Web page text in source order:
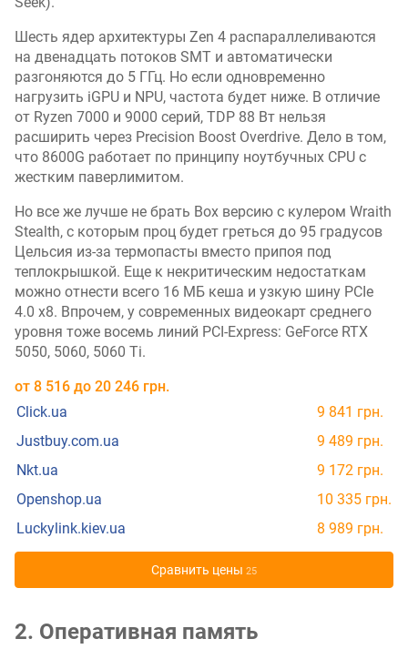
Шесть ядер архитектуры Zen 4 распараллеливаются
на двенадцать потоков SMT и автоматически
разгоняются до 5 ГГц. Но если одновременно
нагрузить iGPU и NPU, частота будет ниже. В отличие
от Ryzen 7000 и 9000 серий, TDP 88 Вт нельзя
расширить через Precision Boost Overdrive. Дело в том,
что 8600G работает по принципу ноутбучных CPU с
жестким паверлимитом.
Но все же лучше не брать Box версию с кулером Wraith
Stealth, с которым проц будет греться до 95 градусов
Цельсия из-за термопасты вместо припоя под
теплокрышкой. Еще к некритическим недостаткам
можно отнести всего 16 МБ кеша и узкую шину PCIe
4.0 x8. Впрочем, у современных видеокарт среднего
уровня тоже восемь линий PCI-Express: GeForce RTX
5050, 5060, 5060 Ti.
от 8 516 до 20 246 грн.
Click.ua
9 841 грн.
Justbuy.com.ua
9 489 грн.
Nkt.ua
9 172 грн.
Openshop.ua
10 335 грн.
Luckylink.kiev.ua
8 989 грн.
Cравнить цены 25
2. Оперативная память